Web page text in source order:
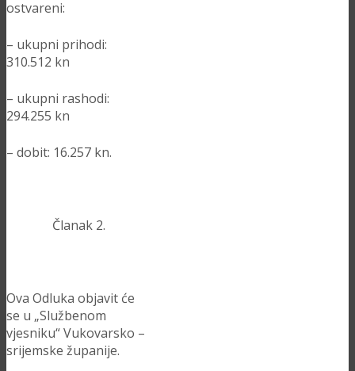
ostvareni:
– ukupni prihodi:
310.512 kn
– ukupni rashodi:
294.255 kn
– dobit: 16.257 kn.
Članak 2.
Ova Odluka objavit će
se u „Službenom
vjesniku“ Vukovarsko –
srijemske županije.